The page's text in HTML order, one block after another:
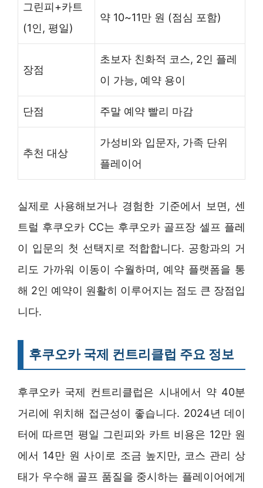
그린피+카트
(1인, 평일)
약 10~11만 원 (점심 포함)
장점
초보자 친화적 코스, 2인 플레
이 가능, 예약 용이
단점 주말 예약 빨리 마감
추천 대상
가성비와 입문자, 가족 단위
플레이어
실제로 사용해보거나 경험한 기준에서 보면, 센
트럴 후쿠오카 CC는 후쿠오카 골프장 셀프 플레
이 입문의 첫 선택지로 적합합니다. 공항과의 거
리도 가까워 이동이 수월하며, 예약 플랫폼을 통
해 2인 예약이 원활히 이루어지는 점도 큰 장점입
니다.
후쿠오카 국제 컨트리클럽 주요 정보
후쿠오카 국제 컨트리클럽은 시내에서 약 40분
거리에 위치해 접근성이 좋습니다. 2024년 데이
터에 따르면 평일 그린피와 카트 비용은 12만 원
에서 14만 원 사이로 조금 높지만, 코스 관리 상
태가 우수해 골프 품질을 중시하는 플레이어에게